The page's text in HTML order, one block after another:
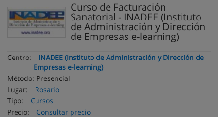
Curso de Facturación
Sanatorial - INADEE (Instituto
de Administración y Dirección
de Empresas e-learning)
Centro:
INADEE (Instituto de Administración y Dirección de
Empresas e-learning)
Método: Presencial
Lugar:
Rosario
Tipo:
Cursos
Precio:
Consultar precio